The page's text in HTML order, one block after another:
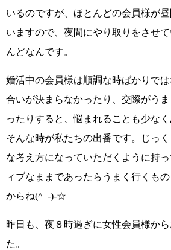
いるのですが、ほとんどの会員様が
いますので、 夜間にやり取りをさせ
んどなんです。
婚活中の会員様は順調な時ばかりで
合いが決まらなかったり、交際がう
ったりすると、悩まれることも少なく
そんな時が私たちの出番です。じっく
な考え方になっていただくように持
ィブなままであったらうまく行くも
からね(^_-)-☆
昨日も、夜８時過ぎに女性会員様か
た。